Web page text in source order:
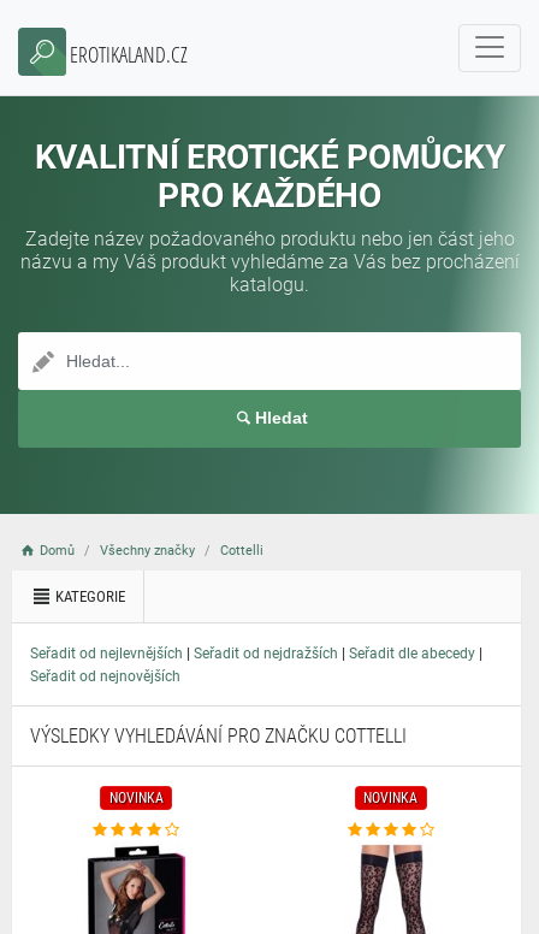
EROTIKALAND.CZ
KVALITNÍ EROTICKÉ POMŮCKY
PRO KAŽDÉHO
Zadejte název požadovaného produktu nebo jen část jeho
názvu a my Váš produkt vyhledáme za Vás bez procházení
katalogu.
Hledat
Domů Všechny značky Cottelli
KATEGORIE
Seřadit od nejlevnějších | Seřadit od nejdražších | Seřadit dle abecedy |
Seřadit od nejnovějších
VÝSLEDKY VYHLEDÁVÁNÍ PRO ZNAČKU COTTELLI
NOVINKA NOVINKA